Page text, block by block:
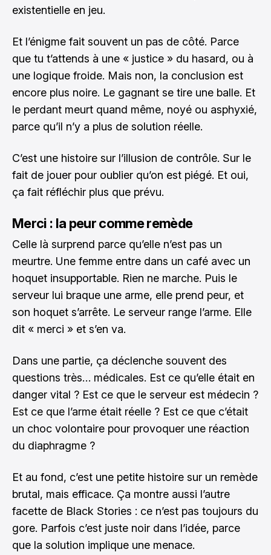
existentielle en jeu.
Et l’énigme fait souvent un pas de côté. Parce
que tu t’attends à une « justice » du hasard, ou à
une logique froide. Mais non, la conclusion est
encore plus noire. Le gagnant se tire une balle. Et
le perdant meurt quand même, noyé ou asphyxié,
parce qu’il n’y a plus de solution réelle.
C’est une histoire sur l’illusion de contrôle. Sur le
fait de jouer pour oublier qu’on est piégé. Et oui,
ça fait réfléchir plus que prévu.
Merci : la peur comme remède
Celle là surprend parce qu’elle n’est pas un
meurtre. Une femme entre dans un café avec un
hoquet insupportable. Rien ne marche. Puis le
serveur lui braque une arme, elle prend peur, et
son hoquet s’arrête. Le serveur range l’arme. Elle
dit « merci » et s’en va.
Dans une partie, ça déclenche souvent des
questions très… médicales. Est ce qu’elle était en
danger vital ? Est ce que le serveur est médecin ?
Est ce que l’arme était réelle ? Est ce que c’était
un choc volontaire pour provoquer une réaction
du diaphragme ?
Et au fond, c’est une petite histoire sur un remède
brutal, mais efficace. Ça montre aussi l’autre
facette de Black Stories : ce n’est pas toujours du
gore. Parfois c’est juste noir dans l’idée, parce
que la solution implique une menace.